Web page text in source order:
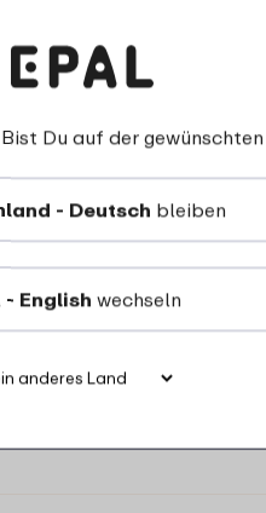
ml - Vivid
24
Du auf der
- Deutsch bleiben
- English wechseln